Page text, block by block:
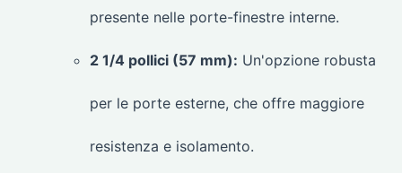
presente nelle porte-finestre interne.
2 1/4 pollici (57 mm): Un'opzione robusta
per le porte esterne, che offre maggiore
resistenza e isolamento.